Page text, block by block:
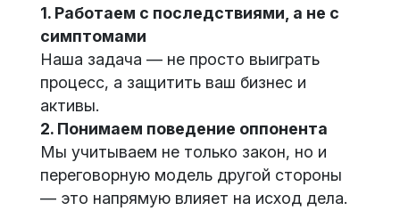
1. Работаем с последствиями, а не с
симптомами
Наша задача — не просто выиграть
процесс, а защитить ваш бизнес и
активы.
2. Понимаем поведение оппонента
Мы учитываем не только закон, но и
переговорную модель другой стороны
— это напрямую влияет на исход дела.